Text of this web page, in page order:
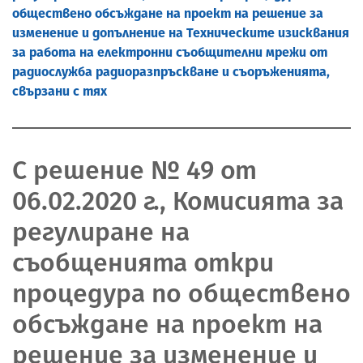
обществено обсъждане на проект на решение за
изменение и допълнение на Техническите изисквания
за работа на електронни съобщителни мрежи от
радиослужба радиоразпръскване и съоръженията,
свързани с тях
С решение № 49 от
06.02.2020 г., Комисията за
регулиране на
съобщенията откри
процедура по обществено
обсъждане на проект на
решение за изменение и